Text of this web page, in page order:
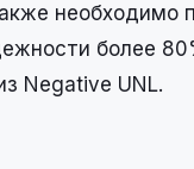
необходимо
более
Negative UNL.